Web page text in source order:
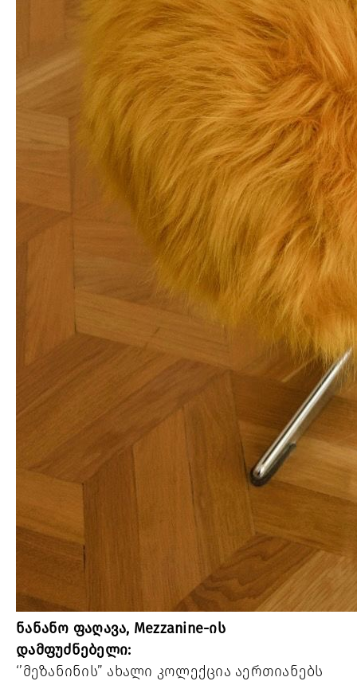
ნანანო ფაღავა, Mezzanine-ის
დამფუძნებელი:
‘’მეზანინის” ახალი კოლექცია აერთიანებს